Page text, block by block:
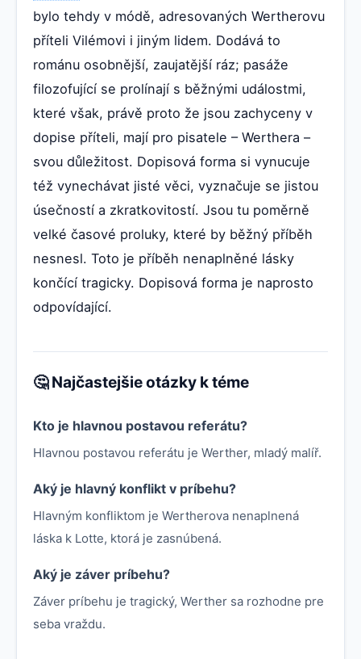
bylo tehdy v módě, adresovaných Wertherovu
příteli Vilémovi i jiným lidem. Dodává to
románu osobnější, zaujatější ráz; pasáže
filozofující se prolínají s běžnými událostmi,
které však, právě proto že jsou zachyceny v
dopise příteli, mají pro pisatele – Werthera –
svou důležitost. Dopisová forma si vynucuje
též vynechávat jisté věci, vyznačuje se jistou
úsečností a zkratkovitostí. Jsou tu poměrně
velké časové proluky, které by běžný příběh
nesnesl. Toto je příběh nenaplněné lásky
končící tragicky. Dopisová forma je naprosto
odpovídající.
🤔 Najčastejšie otázky k téme
Kto je hlavnou postavou referátu?
Hlavnou postavou referátu je Werther, mladý malíř.
Aký je hlavný konflikt v príbehu?
Hlavným konfliktom je Wertherova nenaplnená
láska k Lotte, ktorá je zasnúbená.
Aký je záver príbehu?
Záver príbehu je tragický, Werther sa rozhodne pre
seba vraždu.